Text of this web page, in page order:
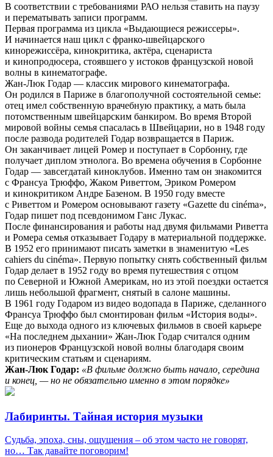
В соответствии с требованиями РАО нельзя ставить на паузу
и перематывать записи программ.
Первая программа из цикла «Выдающиеся режиссеры».
И начинается наш цикл с франко-швейцарского
кинорежиссёра, кинокритика, актёра, сценариста
и кинопродюсера, стоявшего у истоков французской новой
волны в кинематографе.
Жан-Люк Годар — классик мирового кинематографа.
Он родился в Париже в благополучной состоятельной семье:
отец имел собственную врачебную практику, а мать была
потомственным швейцарским банкиром. Во время Второй
мировой войны семья спасалась в Швейцарии, но в 1948 году
после развода родителей Годар возвращается в Париж.
Он заканчивает лицей Ромер и поступает в Сорбонну, где
получает диплом этнолога. Во времена обучения в Сорбонне
Годар — завсегдатай киноклубов. Именно там он знакомится
с Франсуа Трюффо, Жаком Риветтом, Эриком Ромером
и кинокритиком Андре Базеном. В 1950 году вместе
с Риветтом и Ромером основывают газету «Gazette du cinéma»,
Годар пишет под псевдонимом Ганс Лукас.
После финансирования и работы над двумя фильмами Риветта
и Ромера семья отказывает Годару в материальной поддержке.
В 1952 его принимают писать заметки в знаменитую «Les
cahiers du cinéma». Первую попытку снять собственный фильм
Годар делает в 1952 году во время путешествия с отцом
по Северной и Южной Америкам, но из этой поездки остается
лишь небольшой фрагмент, снятый в салоне машины.
В 1961 году Годаром из видео водопада в Париже, сделанного
Франсуа Трюффо был смонтирован фильм «История воды».
Еще до выхода одного из ключевых фильмов в своей карьере
«На последнем дыхании» Жан-Люк Годар считался одним
из пионеров Французской новой волны благодаря своим
критическим статьям и сценариям.
Жан-Люк Годар: «В фильме должно быть начало, середина
и конец, — но не обязательно именно в этом порядке»
Лабиринты. Тайная история музыки
Судьба, эпоха, сны, ощущения – об этом часто не говорят,
но… Так давайте поговорим!